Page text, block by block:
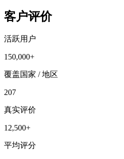
客户评价
活跃用户
150,000+
覆盖国家 / 地区
207
真实评价
12,500+
平均评分